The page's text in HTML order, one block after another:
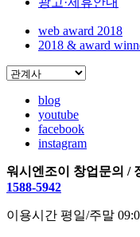
web award 2018
2018 & award
blog
youtube
facebook
instagram
워시엔조이 창업문의 /
1588-5942
이용시간 평일/주말